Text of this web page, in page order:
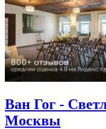
Ван Гог -
Москвы